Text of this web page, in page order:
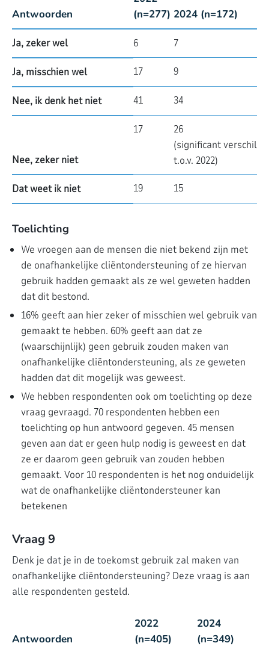
Antwoorden
(n=277) 2024 (n=172)
Ja, zeker wel 6 7
Ja, misschien wel 17 9
Nee, ik denk het niet 41 34
Nee, zeker niet
17
26
(significant verschil
t.o.v. 2022)
Dat weet ik niet 19 15
Toelichting
We vroegen aan de mensen die niet bekend zijn met
de onafhankelijke cliëntondersteuning of ze hiervan
gebruik hadden gemaakt als ze wel geweten hadden
dat dit bestond.
16% geeft aan hier zeker of misschien wel gebruik van
gemaakt te hebben. 60% geeft aan dat ze
(waarschijnlijk) geen gebruik zouden maken van
onafhankelijke cliëntondersteuning, als ze geweten
hadden dat dit mogelijk was geweest.
We hebben respondenten ook om toelichting op deze
vraag gevraagd. 70 respondenten hebben een
toelichting op hun antwoord gegeven. 45 mensen
geven aan dat er geen hulp nodig is geweest en dat
ze er daarom geen gebruik van zouden hebben
gemaakt. Voor 10 respondenten is het nog onduidelijk
wat de onafhankelijke cliëntondersteuner kan
betekenen
Vraag 9
Denk je dat je in de toekomst gebruik zal maken van
onafhankelijke cliëntondersteuning? Deze vraag is aan
alle respondenten gesteld.
Antwoorden
2022
(n=405)
2024
(n=349)